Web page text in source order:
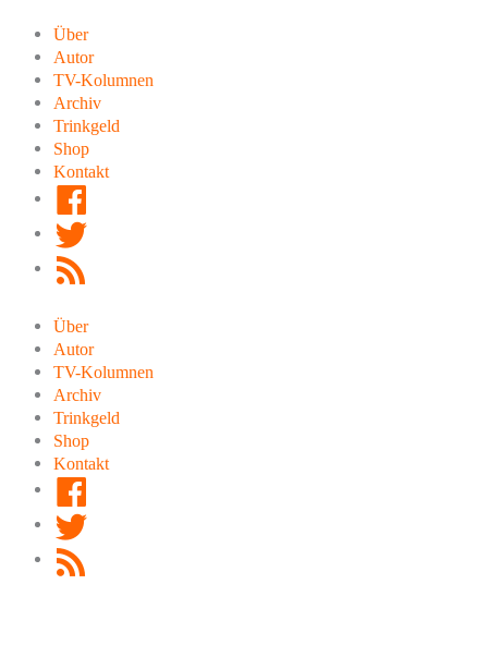
Inhalt
springen
Über
Autor
TV-Kolumnen
Archiv
Trinkgeld
Shop
Kontakt
Über
Autor
TV-Kolumnen
Archiv
Trinkgeld
Shop
Kontakt